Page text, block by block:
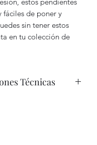
fáciles de poner y
sin tener estos
en tu colección de
Técnicas